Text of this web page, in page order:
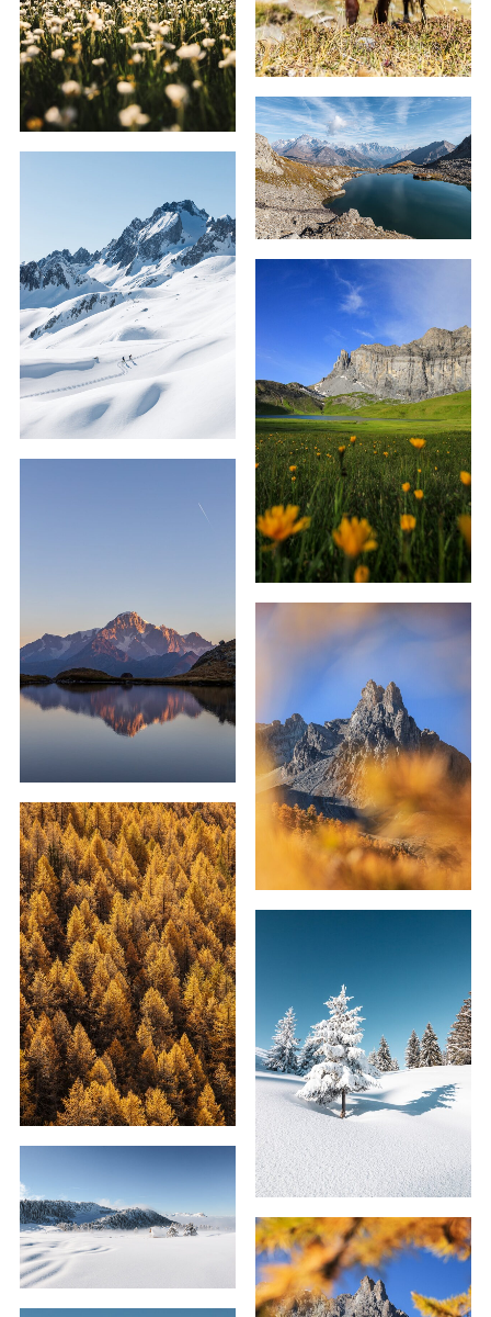
69,00€–179,00 €
€–239,00
59,00€–179,00€
59,00€–129,00€
59,00€–239,00€
59,00€–129,00€
69,00€–179,00€
69,00€–179,00€